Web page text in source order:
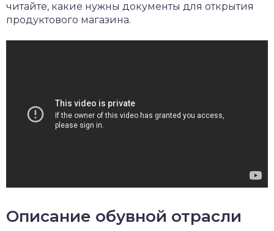
читайте, какие нужны документы для открытия
продуктового магазина.
Описание обувной отрасли